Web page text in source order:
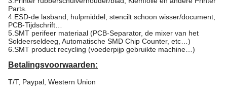
Parts.
4.ESD-de lasband, hulpmiddel, stencilt schoon wisser/document,
PCB-Tijdschrift…
5.SMT perifeer materiaal (PCB-Separator, de mixer van het
Soldeerseldeeg, Automatische SMD Chip Counter, etc…)
6.SMT product recycling (voederpijp gebruikte machine…)
Betalingsvoorwaarden:
T/T, Paypal, Western Union